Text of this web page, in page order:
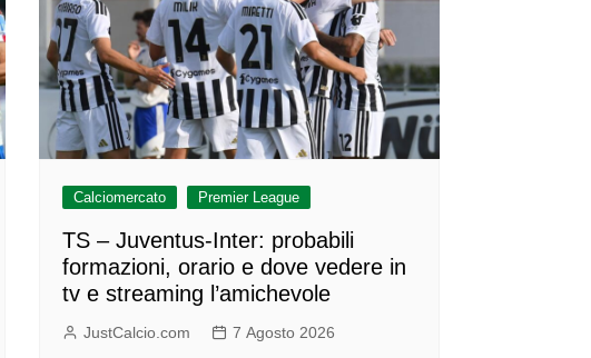
Calciomercato Premier League
TS – Juventus-Inter: probabili
formazioni, orario e dove vedere in
tv e streaming l’amichevole
JustCalcio.com 7 Agosto 2026